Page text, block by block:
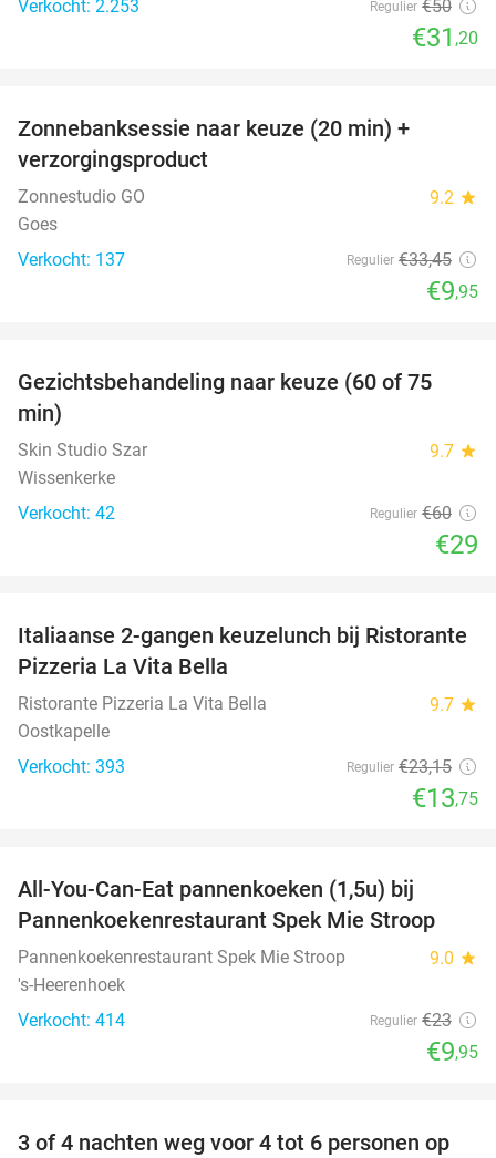
Verkocht: 2.253 Regulier €50
€31 ,20
Zonnebanksessie naar keuze (20 min) +
verzorgingsproduct
Zonnestudio GO 9.2 star
Goes
Verkocht: 137
Regulier €33,45
€9,95
52%
Gezichtsbehandeling naar keuze (60 of 75
min)
Skin Studio Szar 9.7 star
Wissenkerke
Verkocht: 42
Regulier €60
€29
41%
Italiaanse 2-gangen keuzelunch bij Ristorante
Pizzeria La Vita Bella
Ristorante Pizzeria La Vita Bella 9.7 star
Oostkapelle
Verkocht: 393
Regulier €23,15
€13,75
All-You-Can-Eat pannenkoeken (1,5u) bij
Pannenkoekenrestaurant Spek Mie Stroop
Pannenkoekenrestaurant Spek Mie Stroop 9.0 star
's-Heerenhoek
Verkocht: 414
Regulier €23
€9,95
3 of 4 nachten weg voor 4 tot 6 personen op